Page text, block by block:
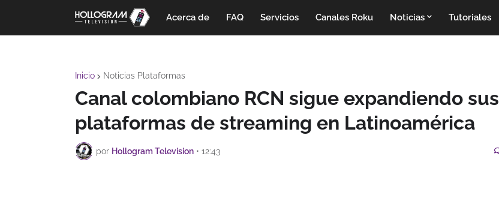
Acerca de FAQ Servicios Canales Roku Noticias Tutoriales
Inicio Noticias Plataformas
Canal colombiano RCN sigue expandiendo sus
plataformas de streaming en Latinoamérica
por Hollogram Television • 12:43